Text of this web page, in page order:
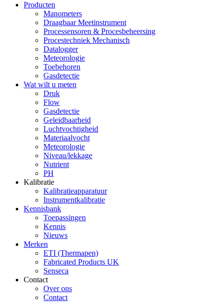
Producten
Manometers
Draagbaar Meetinstrument
Processensoren & Procesbeheersing
Procestechniek Mechanisch
Datalogger
Meteorologie
Toebehoren
Gasdetectie
Wat wilt u meten
Druk
Flow
Gasdetectie
Geleidbaarheid
Luchtvochtigheid
Materiaalvocht
Meteorologie
Niveau/lekkage
Nutrient
PH
Kalibratie
Kalibratieapparatuur
Instrumentkalibratie
Kennisbank
Toepassingen
Kennis
Nieuws
Merken
ETI (Thermapen)
Fabricated Products UK
Senseca
Contact
Over ons
Contact